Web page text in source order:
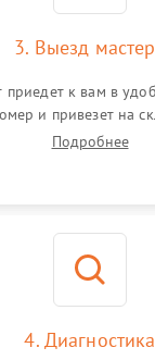
3. Выезд
приедет к вам в
и привезет на
Подробнее
4. Диагностика